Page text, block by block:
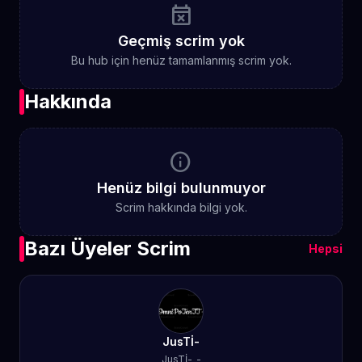
event_busy
Geçmiş scrim yok
Bu hub için henüz tamamlanmış scrim yok.
Hakkında
info
Henüz bilgi bulunmuyor
Scrim hakkında bilgi yok.
Bazı Üyeler Scrim Hepsi
JusTİ-
JusTİ-_-